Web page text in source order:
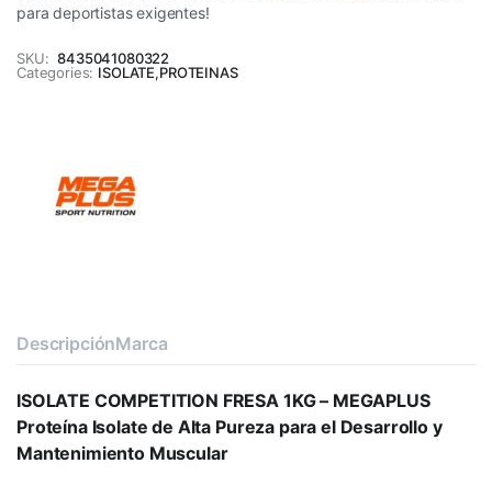
para deportistas exigentes!
SKU: 8435041080322
Categories: ISOLATE,PROTEINAS
DescripciónMarca
ISOLATE COMPETITION FRESA 1KG – MEGAPLUS
Proteína Isolate de Alta Pureza para el Desarrollo y
Mantenimiento Muscular